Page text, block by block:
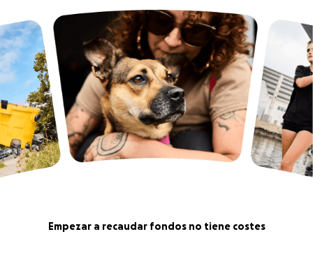
Empezar a recaudar fondos no tiene costes